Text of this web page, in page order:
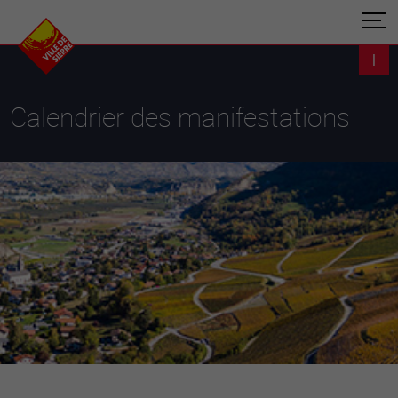
Calendrier des manifestations